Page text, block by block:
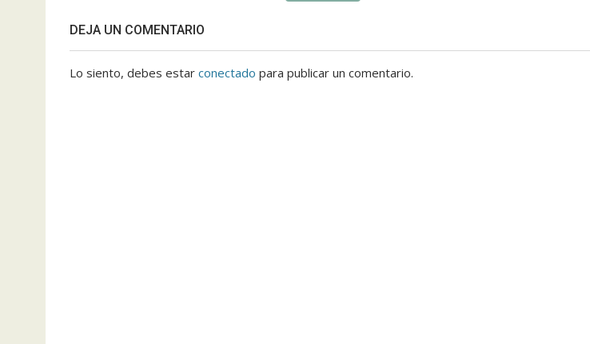
DEJA UN COMENTARIO
Lo siento, debes estar conectado para publicar un comentario.